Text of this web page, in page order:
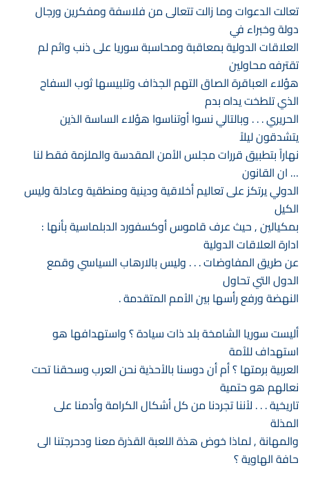
تعالت الدعوات وما زالت تتعالى من فلاسفة ومفكرين ورجال
دولة وخبراء في
العلاقات الدولية بمعاقبة ومحاسبة سوريا على ذنب واثم لم
تقترفه محاولين
هؤلاء العباقرة الصاق التهم الجذاف وتلبيسها ثوب السفاح
الذي تلطخت يداه بدم
الحريري . . . وبالتالي نسوا أوتناسوا هؤلاء الساسة الذين
يتشدقون ليلاً
نهاراً بتطبيق قررات مجلس الاْمن المقدسة والملزمة فقط لنا
… ان القانون
الدولي يرتكز على تعاليم أخلاقية ودينية ومنطقية وعادلة وليس
الكيل
بمكيالين , حيث عرف قاموس أوكسفورد الدبلماسية بأنها :
ادارة العلاقات الدولية
عن طريق المفاوضات . . . وليس بالارهاب السياسي وقمع
الدول التي تحاول
النهضة ورفع رأسها بين الاْمم المتقدمة .
أليست سوريا الشامخة بلد ذات سيادة ؟ واستهدافها هو
استهداف للاْمة
العربية برمتها ؟ أم أن دوسنا بالاْحذية نحن العرب وسحقنا تحت
نعالهم هو حتمية
تاريخية . . . لاْننا تجردنا من كل أشكال الكرامة وأدمنا على
المذلة
والمهانة , لماذا خوض هذة اللعبة القذرة معنا ودحرجتنا الى
حافة الهاوية ؟